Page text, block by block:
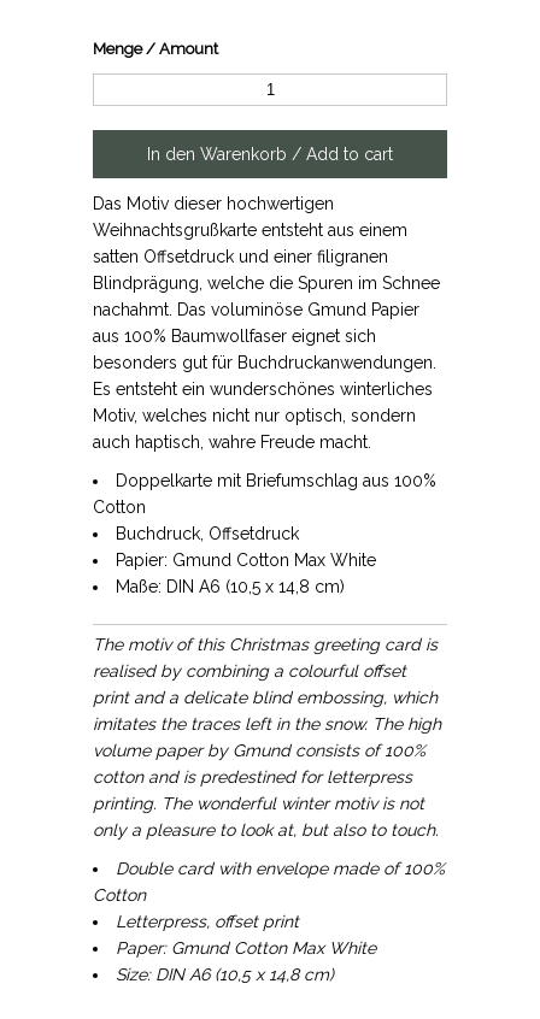
Menge / Amount
Das Motiv dieser hochwertigen
Weihnachtsgrußkarte entsteht aus einem
satten Offsetdruck und einer filigranen
Blindprägung, welche die Spuren im Schnee
nachahmt. Das voluminöse Gmund Papier
aus 100% Baumwollfaser eignet sich
besonders gut für Buchdruckanwendungen.
Es entsteht ein wunderschönes winterliches
Motiv, welches nicht nur optisch, sondern
auch haptisch, wahre Freude macht.
Doppelkarte mit Briefumschlag aus 100%
Cotton
Buchdruck, Offsetdruck
Papier: Gmund Cotton Max White
Maße: DIN A6 (10,5 x 14,8 cm)
The motiv of this Christmas greeting card is
realised by combining a colourful offset
print and a delicate blind embossing, which
imitates the traces left in the snow. The high
volume paper by Gmund consists of 100%
cotton and is predestined for letterpress
printing. The wonderful winter motiv is not
only a pleasure to look at, but also to touch.
Double card with envelope made of100%
Cotton
Letterpress, offset print
Paper: Gmund Cotton Max White
Size: DIN A6 (10,5 x 14,8 cm)